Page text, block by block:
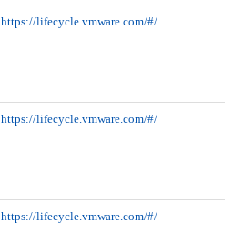
https://lifecycle.vmware.com/#/
https://lifecycle.vmware.com/#/
https://lifecycle.vmware.com/#/